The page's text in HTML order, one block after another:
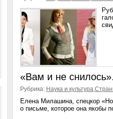
«Вам и не
Рубрика: Наука и культура,
Елена Милашина, спецкор
о письме, которое она якобы